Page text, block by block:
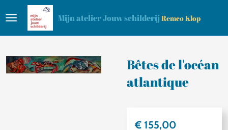
Ga
de
hoofdinhoud
Mijn atelier Jouw schilderij Remco Klop
Bêtes de l'océan
atlantique
€ 155,00